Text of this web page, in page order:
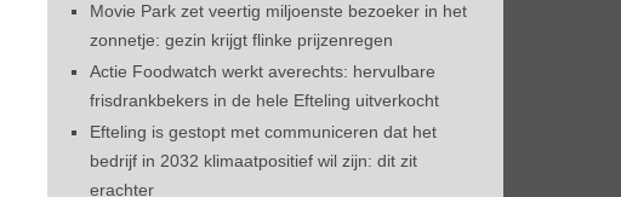
Movie Park zet veertig miljoenste bezoeker in het
zonnetje: gezin krijgt flinke prijzenregen
Actie Foodwatch werkt averechts: hervulbare
frisdrankbekers in de hele Efteling uitverkocht
Efteling is gestopt met communiceren dat het
bedrijf in 2032 klimaatpositief wil zijn: dit zit
erachter